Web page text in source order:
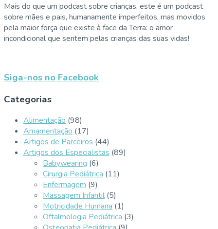
Mais do que um podcast sobre crianças, este é um podcast
sobre mães e pais, humanamente imperfeitos, mas movidos
pela maior força que existe à face da Terra: o amor
incondicional que sentem pelas crianças das suas vidas!
Siga-nos no Facebook
Categorias
Alimentação (98)
Amamentação (17)
Artigos de Parceiros (44)
Artigos dos Especialistas (89)
Babywearing (6)
Cirurgia Pediátrica (11)
Enfermagem (9)
Massagem Infantil (5)
Motricidade Humana (1)
Oftalmologia Pediátrica (3)